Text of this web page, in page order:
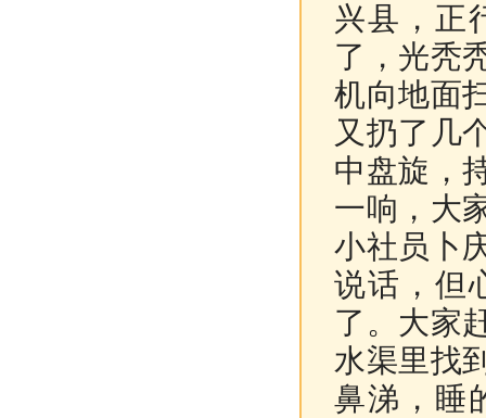
兴县，正
了，光秃
机向地面
又扔了几
中盘旋，
一响，大
小社员卜
说话，但
了。大家
水渠里找
鼻涕，睡